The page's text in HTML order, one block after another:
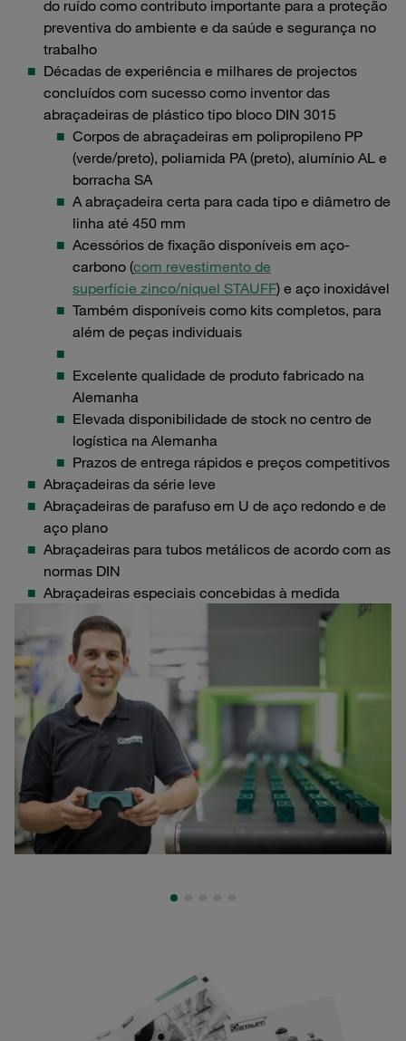
do ruído como contributo importante para a proteção
preventiva do ambiente e da saúde e segurança no
trabalho
Décadas de experiência e milhares de projectos
concluídos com sucesso como inventor das
abraçadeiras de plástico tipo bloco DIN 3015
Corpos de abraçadeiras em polipropileno PP
(verde/preto), poliamida PA (preto), alumínio AL e
borracha SA
A abraçadeira certa para cada tipo e diâmetro de
linha até 450 mm
Acessórios de fixação disponíveis em aço-
carbono (com revestimento de
superfície zinco/níquel STAUFF) e aço inoxidável
Também disponíveis como kits completos, para
além de peças individuais
Excelente qualidade de produto fabricado na
Alemanha
Elevada disponibilidade de stock no centro de
logística na Alemanha
Prazos de entrega rápidos e preços competitivos
Abraçadeiras da série leve
Abraçadeiras de parafuso em U de aço redondo e de
aço plano
Abraçadeiras para tubos metálicos de acordo com as
normas DIN
Abraçadeiras especiais concebidas à medida